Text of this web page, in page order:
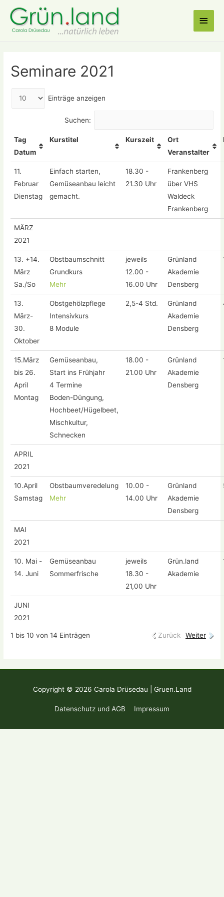
Seminare 2021
Einträge anzeigen
Suchen:
Tag
Datum
Kurstitel Kurszeit
Ort
Veranstalter
11.
Februar
Dienstag
Einfach starten,
Gemüseanbau leicht
gemacht.
18.30 -
21.30 Uhr
Frankenberg
über VHS
Waldeck
Frankenberg
MÄRZ
2021
13. +14.
März
Sa./So
Obstbaumschnitt
Grundkurs
Mehr
jeweils
12.00 -
16.00 Uhr
Grünland
Akademie
Densberg
13.
März-
30.
Oktober
Obstgehölzpflege
Intensivkurs
8 Module
2,5-4 Std.
Grünland
Akademie
Densberg
15.März
bis 26.
April
Montag
Gemüseanbau,
Start ins Frühjahr
4 Termine
Boden-Düngung,
Hochbeet/Hügelbeet,
Mischkultur,
Schnecken
18.00 -
21.00 Uhr
Grünland
Akademie
Densberg
APRIL
2021
10.April
Samstag
Obstbaumveredelung
Mehr
10.00 -
14.00 Uhr
Grünland
Akademie
Densberg
MAI
2021
10. Mai -
14. Juni
Gemüseanbau
Sommerfrische
jeweils
18.30 -
21,00 Uhr
Grün.land
Akademie
JUNI
2021
1 bis 10 von 14 Einträgen Zurück Weiter
Copyright © 2026 Carola Drüsedau | Gruen.Land
Datenschutz und AGB Impressum